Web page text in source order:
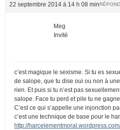
22 septembre 2014 à 14 h 08 min
Meg
Invité
c’est magique le sexisme. Si tu es
de salope, que tu dise oui ou non à
rien. Et puis si tu n’est pas
salope. Face tu perd et pile tu ne gagne
C’est ce qui s’appelle une injonction
c’est une technique de base pour le
http://